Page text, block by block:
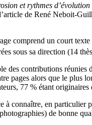
et rythmes d’évolution
de René Neboit-
comprend un court
sous sa direction (14
des contributions réunies
pages alors que le plus
77 % étant originaires
à connaître, en particulier
de bonne